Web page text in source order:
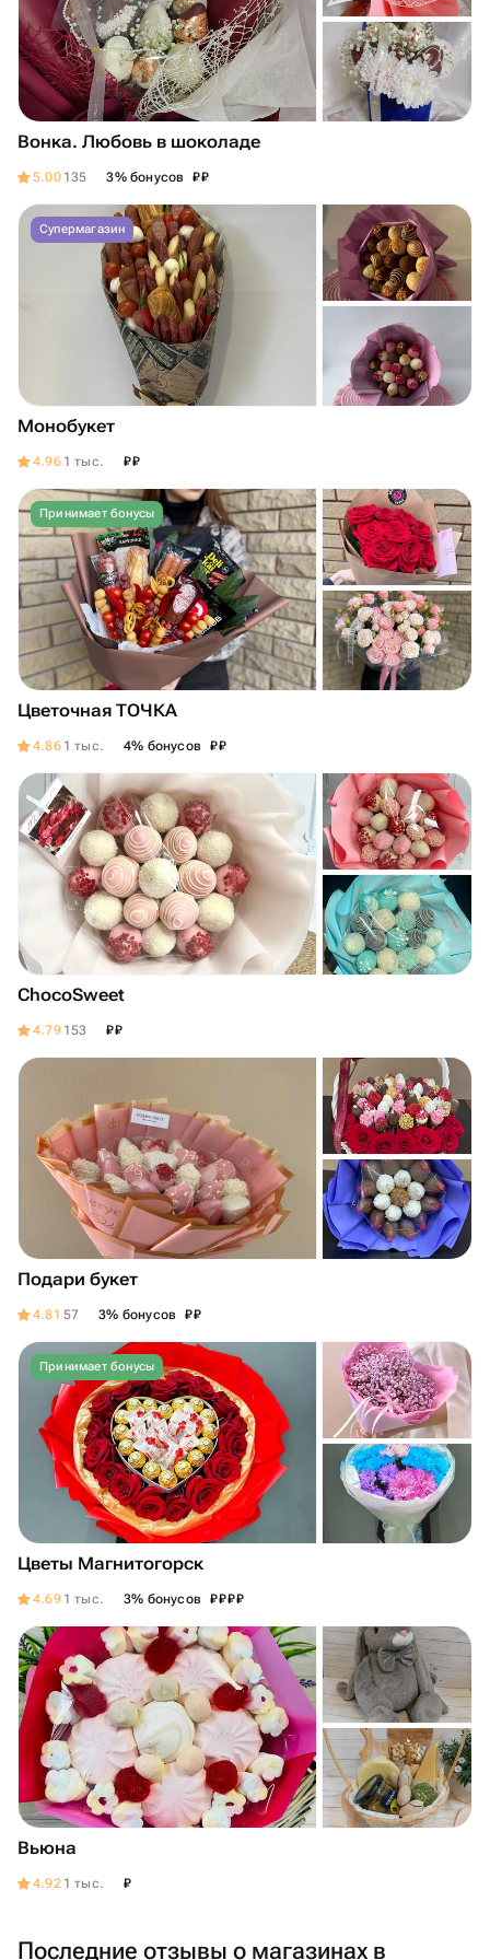
Вонка. Любовь в шоколаде
5.00 135 3% бонусов ₽₽
Супермагазин
Монобукет
4.96 1 тыс. ₽₽
Принимает бонусы
Цветочная ТОЧКА
4.86 1 тыс. 4% бонусов ₽₽
ChocoSweet
4.79 153 ₽₽
Подари букет
4.81 57 3% бонусов ₽₽
Принимает бонусы
Цветы Магнитогорск
4.69 1 тыс. 3% бонусов ₽₽₽₽
Вьюна
4.92 1 тыс. ₽
Последние отзывы о магазинах в